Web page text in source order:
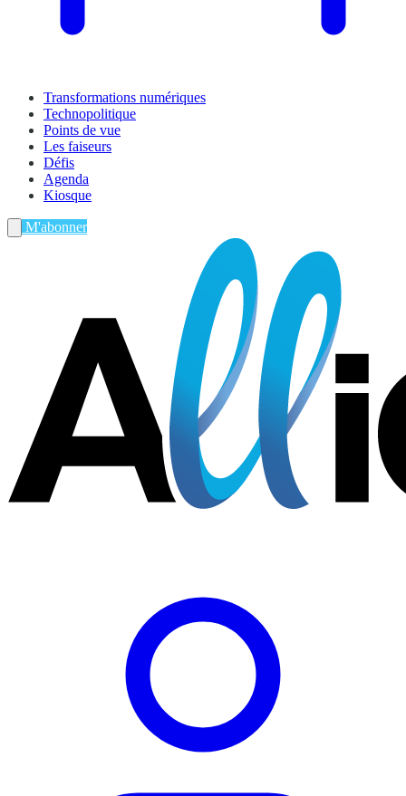
Transformations numériques
Technopolitique
Points de vue
Les faiseurs
Défis
Agenda
Kiosque
M'abonner